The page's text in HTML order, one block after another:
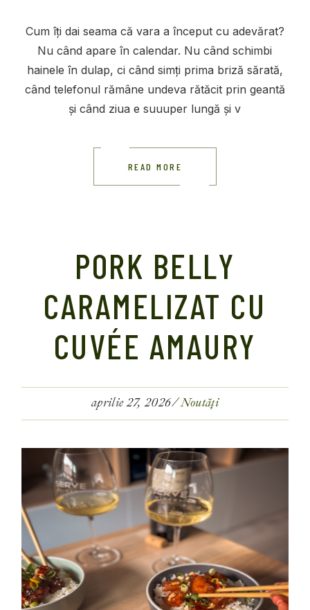
Cum îți dai seama că vara a început cu adevărat?
Nu când apare în calendar. Nu când schimbi
hainele în dulap, ci când simți prima briză sărată,
când telefonul rămâne undeva rătăcit prin geantă
și când ziua e suuuper lungă și v
READ MORE
PORK BELLY
CARAMELIZAT CU
CUVÉE AMAURY
aprilie 27, 2026 Noutăți